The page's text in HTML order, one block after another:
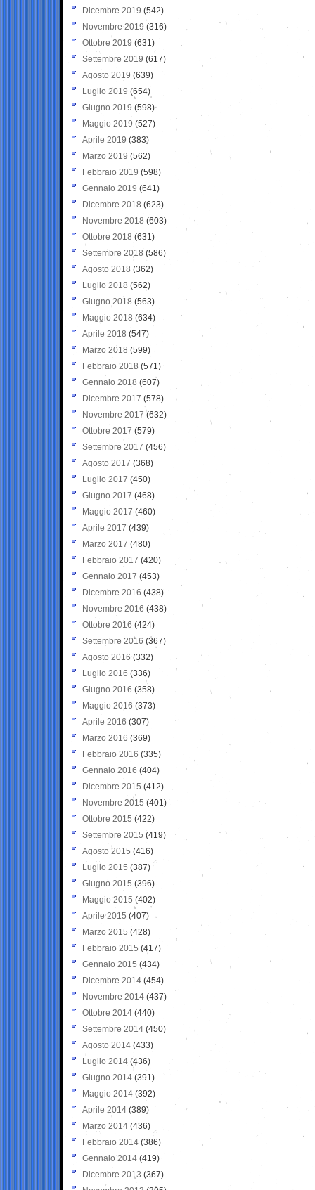
Dicembre 2019 (542)
Novembre 2019 (316)
Ottobre 2019 (631)
Settembre 2019 (617)
Agosto 2019 (639)
Luglio 2019 (654)
Giugno 2019 (598)
Maggio 2019 (527)
Aprile 2019 (383)
Marzo 2019 (562)
Febbraio 2019 (598)
Gennaio 2019 (641)
Dicembre 2018 (623)
Novembre 2018 (603)
Ottobre 2018 (631)
Settembre 2018 (586)
Agosto 2018 (362)
Luglio 2018 (562)
Giugno 2018 (563)
Maggio 2018 (634)
Aprile 2018 (547)
Marzo 2018 (599)
Febbraio 2018 (571)
Gennaio 2018 (607)
Dicembre 2017 (578)
Novembre 2017 (632)
Ottobre 2017 (579)
Settembre 2017 (456)
Agosto 2017 (368)
Luglio 2017 (450)
Giugno 2017 (468)
Maggio 2017 (460)
Aprile 2017 (439)
Marzo 2017 (480)
Febbraio 2017 (420)
Gennaio 2017 (453)
Dicembre 2016 (438)
Novembre 2016 (438)
Ottobre 2016 (424)
Settembre 2016 (367)
Agosto 2016 (332)
Luglio 2016 (336)
Giugno 2016 (358)
Maggio 2016 (373)
Aprile 2016 (307)
Marzo 2016 (369)
Febbraio 2016 (335)
Gennaio 2016 (404)
Dicembre 2015 (412)
Novembre 2015 (401)
Ottobre 2015 (422)
Settembre 2015 (419)
Agosto 2015 (416)
Luglio 2015 (387)
Giugno 2015 (396)
Maggio 2015 (402)
Aprile 2015 (407)
Marzo 2015 (428)
Febbraio 2015 (417)
Gennaio 2015 (434)
Dicembre 2014 (454)
Novembre 2014 (437)
Ottobre 2014 (440)
Settembre 2014 (450)
Agosto 2014 (433)
Luglio 2014 (436)
Giugno 2014 (391)
Maggio 2014 (392)
Aprile 2014 (389)
Marzo 2014 (436)
Febbraio 2014 (386)
Gennaio 2014 (419)
Dicembre 2013 (367)